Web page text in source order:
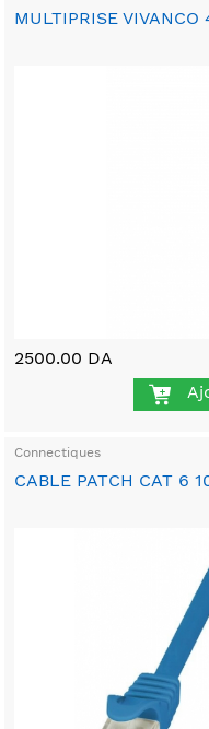
MULTIPRISE
2500.00 DA
Connectiques
CABLE PATCH CAT 6